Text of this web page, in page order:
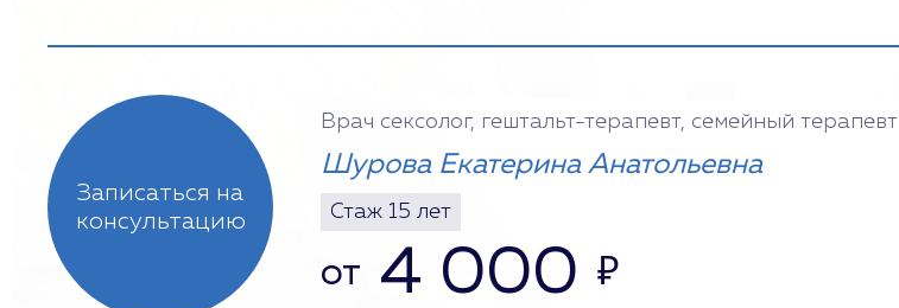
Записаться на
консультацию
Врач сексолог, гештальт-терапевт, семейный терапевт
Шурова Екатерина Анатольевна
Стаж 15 лет
от 4 000 ₽